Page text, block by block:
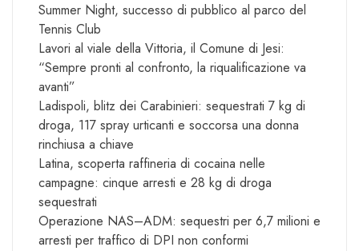
Summer Night, successo di pubblico al parco del
Tennis Club
Lavori al viale della Vittoria, il Comune di Jesi:
“Sempre pronti al confronto, la riqualificazione va
avanti”
Ladispoli, blitz dei Carabinieri: sequestrati 7 kg di
droga, 117 spray urticanti e soccorsa una donna
rinchiusa a chiave
Latina, scoperta raffineria di cocaina nelle
campagne: cinque arresti e 28 kg di droga
sequestrati
Operazione NAS–ADM: sequestri per 6,7 milioni e
arresti per traffico di DPI non conformi